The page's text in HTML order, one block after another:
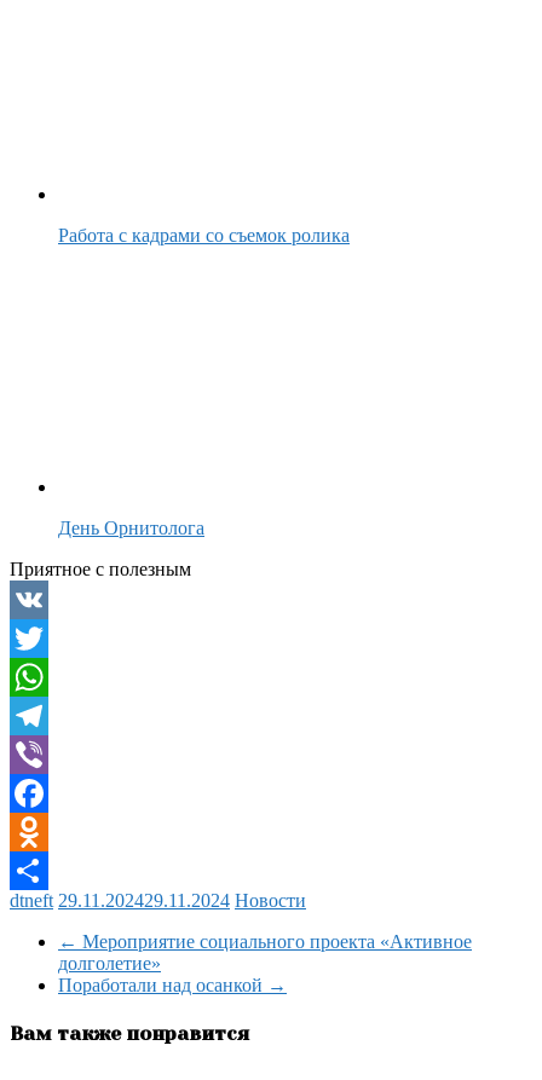
Работа с кадрами со съемок ролика
День Орнитолога
Приятное с полезным
VK
Twitter
WhatsApp
Telegram
Viber
Facebook
Odnoklassniki
Отправить
dtneft 29.11.202429.11.2024 Новости
← Мероприятие социального проекта «Активное
долголетие»
Поработали над осанкой →
Вам также понравится